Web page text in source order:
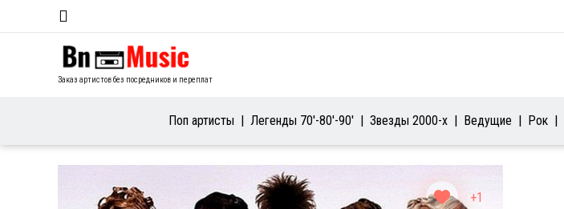
Заказ артистов без посредников и переплат
Поп артисты Легенды 70′-80′-90′ Звезды 2000-х Ведущие Рок
+1